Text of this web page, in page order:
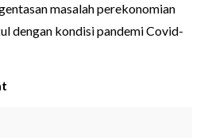
masalah perekonomian
dengan kondisi pandemi Covid-